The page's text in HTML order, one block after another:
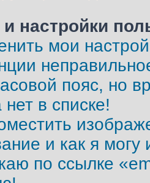
настройки
мои
пояс, но
в списке!
и как я могу
по ссылке